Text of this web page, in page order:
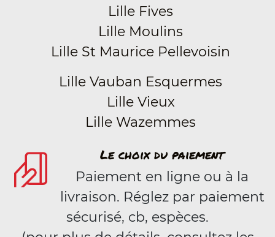
Lille Fives
Lille Moulins
Lille St Maurice Pellevoisin
Lille Vauban Esquermes
Lille Vieux
Lille Wazemmes
Le choix du paiement
Paiement en ligne ou à la
livraison. Réglez par paiement
sécurisé, cb, espèces.